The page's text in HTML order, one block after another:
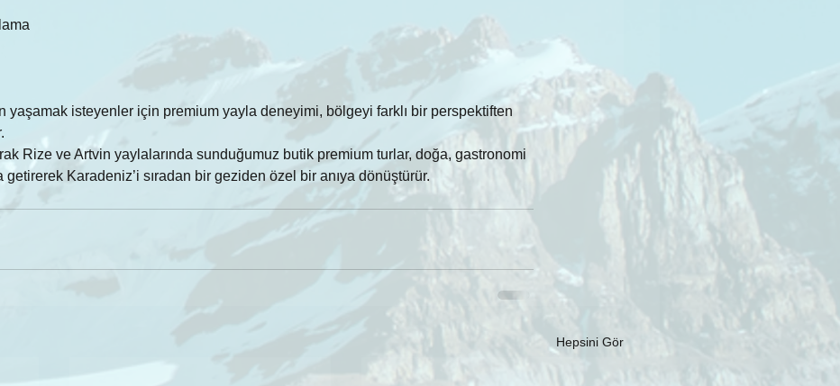
yaşamak isteyenler için premium yayla deneyimi, bölgeyi farklı bir perspektiften
Rize ve Artvin yaylalarında sunduğumuz butik premium turlar, doğa, gastronomi
Karadeniz’i sıradan bir geziden özel bir anıya dönüştürür.
Hepsini Gör